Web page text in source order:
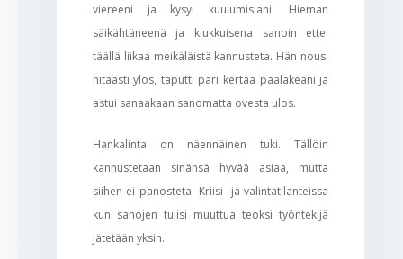
viereeni ja kysyi kuulumisiani. Hieman
säikähtäneenä ja kiukkuisena sanoin ettei
täällä liikaa meikäläistä kannusteta. Hän nousi
hitaasti ylös, taputti pari kertaa päälakeani ja
astui sanaakaan sanomatta ovesta ulos.
Hankalinta on näennäinen tuki. Tällöin
kannustetaan sinänsä hyvää asiaa, mutta
siihen ei panosteta. Kriisi- ja valintatilanteissa
kun sanojen tulisi muuttua teoksi työntekijä
jätetään yksin.